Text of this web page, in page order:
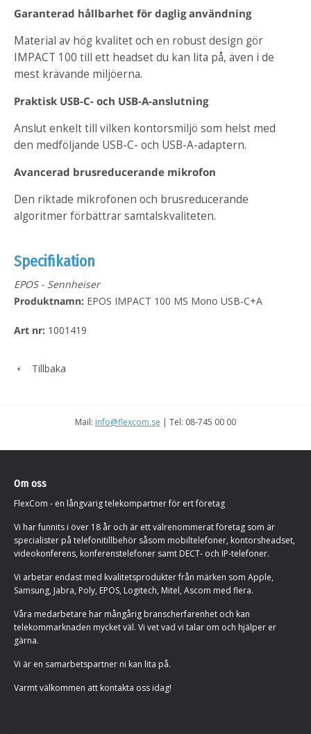
Garanterad hållbarhet för daglig användning
Material av hög kvalitet och en robust design gör
IMPACT 100 till ett headset du kan lita på, även i de
mest krävande miljöerna.
Praktisk USB-C- och USB-A-anslutning
Anslut enkelt till vilken kontorsmiljö som helst med
den medföljande USB-C- och USB-A-adaptern.
Avancerad brusreducerande mikrofon
Den riktade mikrofonen och brusreducerande
algoritmer förbättrar samtalskvaliteten.
Specifikation
EPOS - Sennheiser
Produktnamn: EPOS IMPACT 100 MS Mono USB-C+A
Art nr: 1001419
Tillbaka
Mail: info@flexcom.se | Tel: 08-745 00 00
Om oss
FlexCom - en långvarig telekompartner för ert företag
Vi har funnits i över 18 år och är ett välrenommerat företag som är
specialister på telefonitillbehör såsom mobiltelefoner, kontorsheadset,
videokonferens, konferenstelefoner samt DECT- och IP-telefoner.
Vi arbetar endast med kvalitetsprodukter från märken som Apple,
Samsung, Jabra, Poly, EPOS, Logitech, Mitel, Ascom med flera.
Våra medarbetare har mångårig branscherfarenhet och kan
telekommarknaden mycket väl. Vi vet vad vi talar om och hjälper er
gärna.
Vi är en samarbetspartner ni kan lita på.
Varmt välkommen att kontakta oss idag!